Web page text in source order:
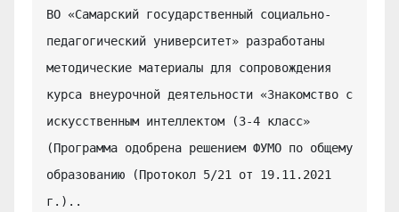
ВО «Самарский государственный социально-
педагогический университет» разработаны
методические материалы для сопровождения
курса внеурочной деятельности «Знакомство с
искусственным интеллектом (3-4 класс»
(Программа одобрена решением ФУМО по общему
образованию (Протокол 5/21 от 19.11.2021
г.)..